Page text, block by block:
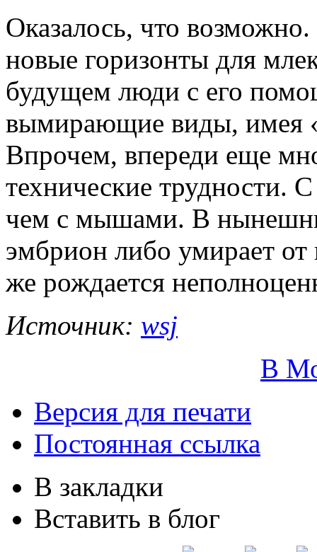
Оказалось, что
новые горизонты для
будущем люди с его
вымирающие виды, имея
Впрочем, впереди еще
технические трудности.
чем с мышами. В
эмбрион либо умирает
же рождается
Источник: wsj
В
Версия для печати
Постоянная ссылка
В закладки
Вставить в блог